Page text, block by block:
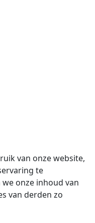
van onze website,
te
onze inhoud van
van derden zo